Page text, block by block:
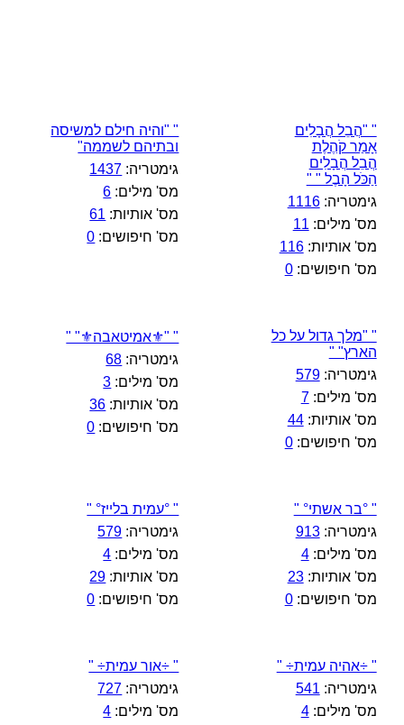
" "הֲבֵל הֲבָלִים
אָמַר קֹהֶלֶת
הֲבֵל הֲבָלִים
הַכֹּל הָבֶל " "
גימטריה:1116
מס' מילים: 11
מס' אותיות:116
מס' חיפושים:0
" "והיה חילם למשיסה
ובתיהם לשממה"
גימטריה: 1437
מס' מילים: 6
מס' אותיות: 61
מס' חיפושים: 0
" "מלך גדול על כל
הארץ" "
גימטריה:579
מס' מילים:7
מס' אותיות:44
מס' חיפושים:0
" "⚜️אמיטאבה⚜️" "
גימטריה: 68
מס' מילים: 3
מס' אותיות: 36
מס' חיפושים: 0
" °בר אשתי° "
גימטריה:913
מס' מילים:4
מס' אותיות:23
מס' חיפושים:0
" °עמית בלייז° "
גימטריה: 579
מס' מילים: 4
מס' אותיות: 29
מס' חיפושים: 0
" ÷אהיה עמית÷ "
גימטריה: 541
מס' מילים:4
" ÷אור עמית÷ "
גימטריה: 727
מס' מילים: 4